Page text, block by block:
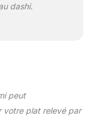
dashi.
peut
votre plat relevé par